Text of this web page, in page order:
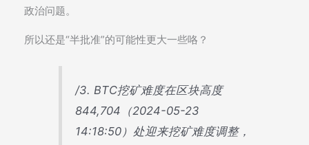
政治问题。
所以还是“半批准”的可能性更大一些咯？
/3. BTC挖矿难度在区块高度
844,704（2024-05-23
14:18:50）处迎来挖矿难度调整，